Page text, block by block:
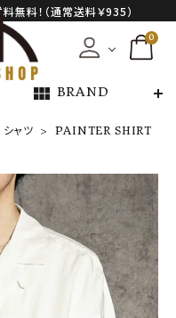
料！（通常送料￥935）
0
view_module BRAND
シャツ PAINTER SHIRT